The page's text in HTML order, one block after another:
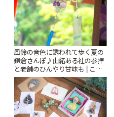
風鈴の音色に誘われて歩く夏の
鎌倉さんぽ♪由緒ある社の参拝
と老舗のひんやり甘味も | こと
りっぷ